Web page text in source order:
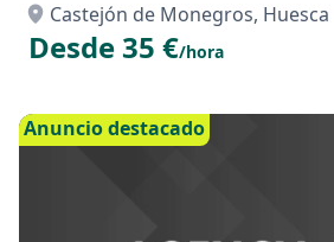
Castejón de Monegros, Huesca
Desde 35 €/hora
Anuncio destacado